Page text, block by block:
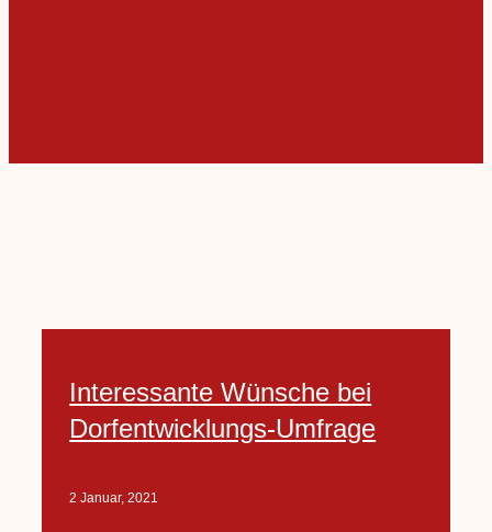
Interessante Wünsche bei
Dorfentwicklungs-Umfrage
2 Januar, 2021